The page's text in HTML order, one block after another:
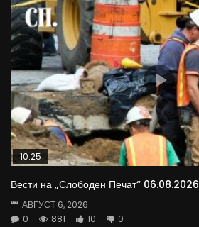
10:25
Вести на „Слободен Печат“ 06.08.2026
АВГУСТ 6, 2026
0
881 10 0